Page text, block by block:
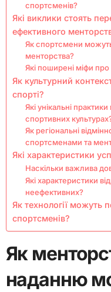
спортсменів?
Які виклики стоять
ефективного
Як спортсмени
менторства?
Які поширені міфи
Як культурний
спорті?
Які унікальні
спортивних
Як регіональні
спортсменами та
Які характеристики
Наскільки важлива
Які характеристики
неефективних?
Як технології можуть
спортсменів?
Як
наданню